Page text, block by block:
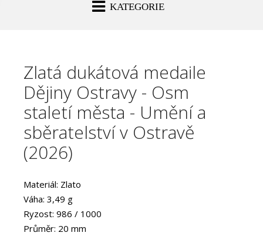
KATEGORIE
Zlatá dukátová medaile
Dějiny Ostravy - Osm
staletí města - Umění a
sběratelství v Ostravě
(2026)
Materiál: Zlato
Váha: 3,49 g
Ryzost: 986 / 1000
Průměr: 20 mm